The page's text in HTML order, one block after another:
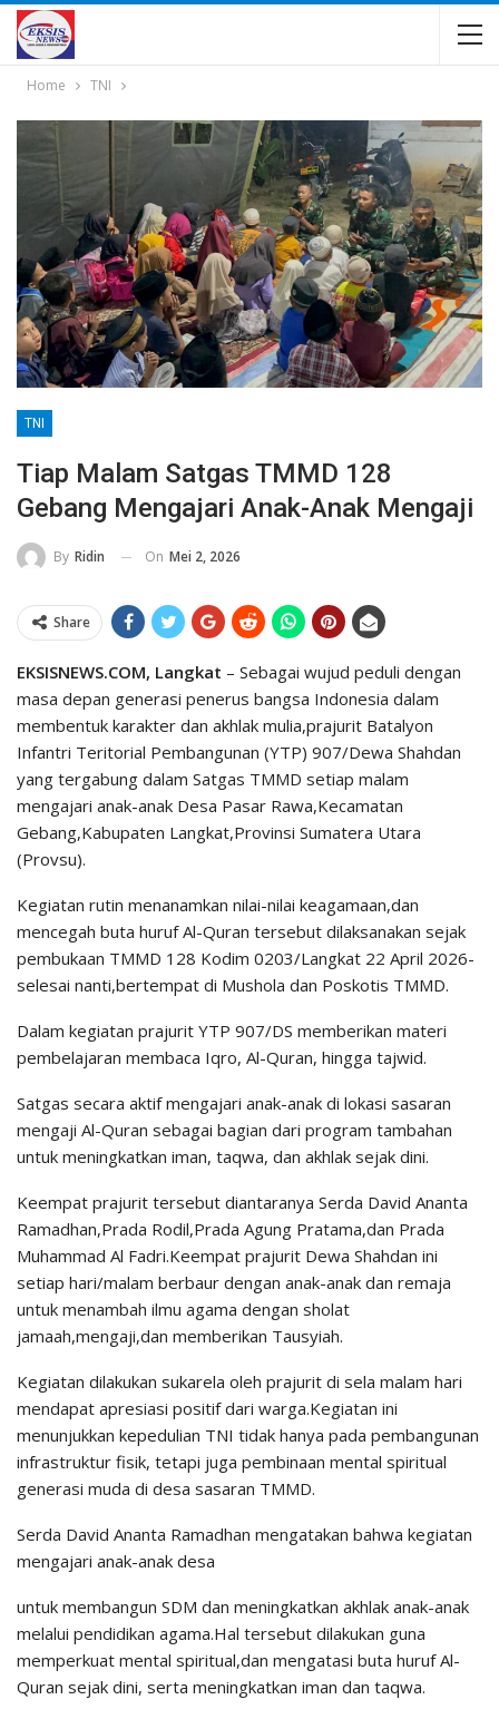
Home TNI
TNI
Tiap Malam Satgas TMMD 128
Gebang Mengajari Anak-Anak Mengaji
By Ridin On Mei 2, 2026
Share
EKSISNEWS.COM, Langkat – Sebagai wujud peduli dengan
masa depan generasi penerus bangsa Indonesia dalam
membentuk karakter dan akhlak mulia,prajurit Batalyon
Infantri Teritorial Pembangunan (YTP) 907/Dewa Shahdan
yang tergabung dalam Satgas TMMD setiap malam
mengajari anak-anak Desa Pasar Rawa,Kecamatan
Gebang,Kabupaten Langkat,Provinsi Sumatera Utara
(Provsu).
Kegiatan rutin menanamkan nilai-nilai keagamaan,dan
mencegah buta huruf Al-Quran tersebut dilaksanakan sejak
pembukaan TMMD 128 Kodim 0203/Langkat 22 April 2026-
selesai nanti,bertempat di Mushola dan Poskotis TMMD.
Dalam kegiatan prajurit YTP 907/DS memberikan materi
pembelajaran membaca Iqro, Al-Quran, hingga tajwid.
Satgas secara aktif mengajari anak-anak di lokasi sasaran
mengaji Al-Quran sebagai bagian dari program tambahan
untuk meningkatkan iman, taqwa, dan akhlak sejak dini.
Keempat prajurit tersebut diantaranya Serda David Ananta
Ramadhan,Prada Rodil,Prada Agung Pratama,dan Prada
Muhammad Al Fadri.Keempat prajurit Dewa Shahdan ini
setiap hari/malam berbaur dengan anak-anak dan remaja
untuk menambah ilmu agama dengan sholat
jamaah,mengaji,dan memberikan Tausyiah.
Kegiatan dilakukan sukarela oleh prajurit di sela malam hari
mendapat apresiasi positif dari warga.Kegiatan ini
menunjukkan kepedulian TNI tidak hanya pada pembangunan
infrastruktur fisik, tetapi juga pembinaan mental spiritual
generasi muda di desa sasaran TMMD.
Serda David Ananta Ramadhan mengatakan bahwa kegiatan
mengajari anak-anak desa
untuk membangun SDM dan meningkatkan akhlak anak-anak
melalui pendidikan agama.Hal tersebut dilakukan guna
memperkuat mental spiritual,dan mengatasi buta huruf Al-
Quran sejak dini, serta meningkatkan iman dan taqwa.